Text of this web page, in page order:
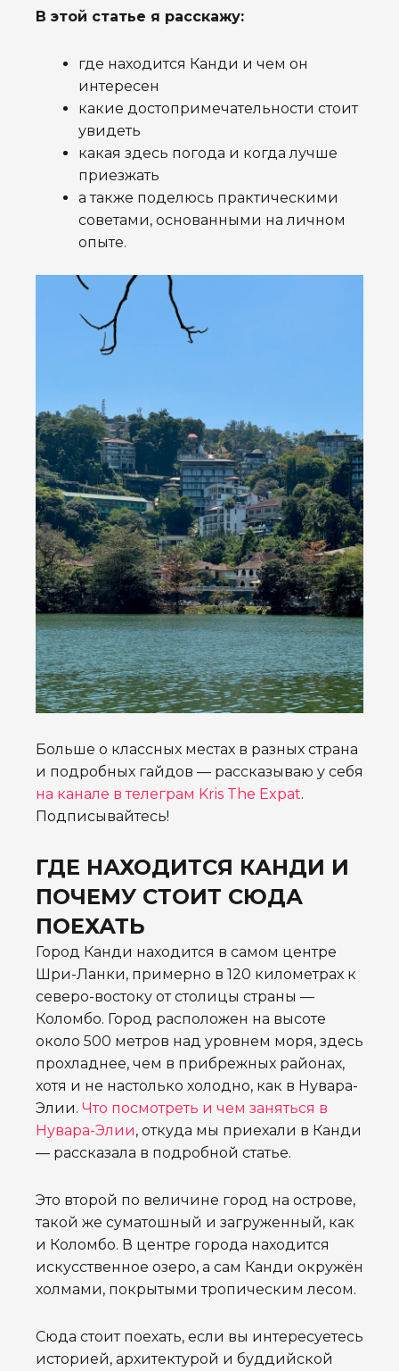
В этой статье я расскажу:
где находится Канди и чем он
интересен
какие достопримечательности стоит
увидеть
какая здесь погода и когда лучше
приезжать
а также поделюсь практическими
советами, основанными на личном
опыте.
Больше о классных местах в разных страна
и подробных гайдов — рассказываю у себя
на канале в телеграм Kris The Expat.
Подписывайтесь!
ГДЕ НАХОДИТСЯ КАНДИ И
ПОЧЕМУ СТОИТ СЮДА
ПОЕХАТЬ
Город Канди находится в самом центре
Шри-Ланки, примерно в 120 километрах к
северо-востоку от столицы страны —
Коломбо. Город расположен на высоте
около 500 метров над уровнем моря, здесь
прохладнее, чем в прибрежных районах,
хотя и не настолько холодно, как в Нувара-
Элии. Что посмотреть и чем заняться в
Нувара-Элии, откуда мы приехали в Канди
— рассказала в подробной статье.
Это второй по величине город на острове,
такой же суматошный и загруженный, как
и Коломбо. В центре города находится
искусственное озеро, а сам Канди окружён
холмами, покрытыми тропическим лесом.
Сюда стоит поехать, если вы интересуетесь
историей, архитектурой и буддийской